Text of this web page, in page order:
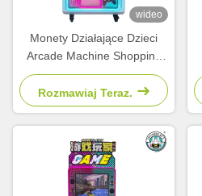
wideo
Monety Działające Dzieci
Arcade Machine Shopping
Mall Park Travel Puzzle
Machine
Rozmawiaj Teraz.